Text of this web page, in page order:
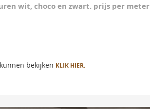
wit, choco en zwart. prijs per meter
bekijken KLIK HIER.